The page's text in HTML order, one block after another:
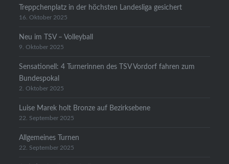
Treppchenplatz in der höchsten Landesliga gesichert
16. Oktober 2025
Neu im TSV – Volleyball
9. Oktober 2025
Sensationell: 4 Turnerinnen des TSV Vordorf fahren zum
Bundespokal
2. Oktober 2025
Luise Marek holt Bronze auf Bezirksebene
22. September 2025
Allgemeines Turnen
22. September 2025